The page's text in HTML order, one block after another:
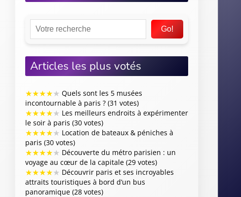
Go!
Articles les plus votés
★★★★★ Quels sont les 5 musées
incontournable à paris ? (31 votes)
★★★★★ Les meilleurs endroits à expérimenter
le soir à paris (30 votes)
★★★★★ Location de bateaux & péniches à
paris (30 votes)
★★★★★ Découverte du métro parisien : un
voyage au cœur de la capitale (29 votes)
★★★★★ Découvrir paris et ses incroyables
attraits touristiques à bord d’un bus
panoramique (28 votes)